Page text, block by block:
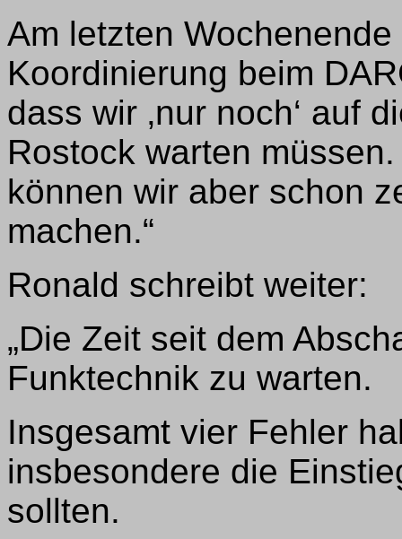
Am letzten
Koordinierung beim
dass wir ‚nur noch‘ auf
Rostock warten
können wir aber schon
machen.“
Ronald schreibt weiter:
„Die Zeit seit dem
Funktechnik zu warten.
Insgesamt vier Fehler
insbesondere die
sollten.